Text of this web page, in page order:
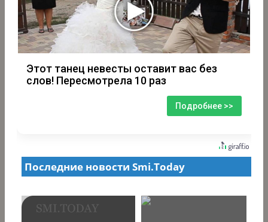
Этот танец невесты оставит вас без
слов! Пересмотрела 10 раз
Подробнее >>